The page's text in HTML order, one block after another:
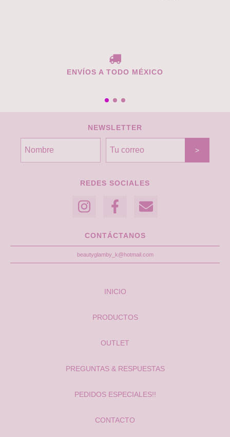
ENVÍOS A TODO MÉXICO
NEWSLETTER
REDES SOCIALES
CONTÁCTANOS
beautyglamby_k@hotmail.com
INICIO
PRODUCTOS
OUTLET
PREGUNTAS & RESPUESTAS
PEDIDOS ESPECIALES!!
CONTACTO